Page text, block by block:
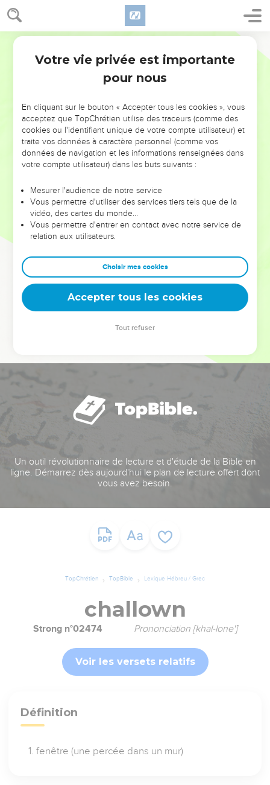
NE MANQUEZ PAS L’ÉVÉNEMENT
DE L’ANNÉE !
ET SI LEURS ERREURS POUVAIENT VOUS ÉVITER LES
VOTRES ?
leur foi ou leur vision. Mais on voit moins les doutes, les erreurs
et les saisons difficiles qu'ils ont traversés, alors même que ce
sont elles qui les ont façonnés.
Dans cette conférence, leaders, entrepreneurs, et responsables
clés pour avancer avec plus de sagesse afin que leurs erreurs
deviennent vos tremplins. Que vous guidiez un ministère, une
équipe, un groupe ou une famille, leur expérience est faite
Un outil révolutionnaire de lecture et d'étude de la Bible en
ligne. Démarrez dès aujourd'hui le plan de lecture offert dont
vous avez besoin.
TopChrétien TopBible Lexique Hébreu / Grec
challown
Strong n°02474 Prononciation [khal-lone']
Voir les versets relatifs
Définition
fenêtre (une percée dans un mur)
Votre vie privée est importante
pour nous
En cliquant sur le bouton « Accepter tous les cookies », vous
acceptez que TopChrétien utilise des traceurs (comme des
cookies ou l'identifiant unique de votre compte utilisateur) et
traite vos données à caractère personnel (comme vos
données de navigation et les informations renseignées dans
votre compte utilisateur) dans les buts suivants :
Mesurer l'audience de notre service
Vous permettre d'utiliser des services tiers tels que de la
vidéo, des cartes du monde…
Vous permettre d'entrer en contact avec notre service de
relation aux utilisateurs.
Choisir mes cookies
Accepter tous les cookies
Tout refuser